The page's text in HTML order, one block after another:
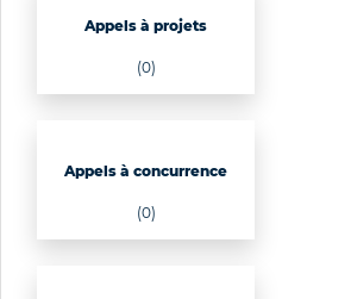
Appels à projets
(0)
Appels à concurrence
(0)